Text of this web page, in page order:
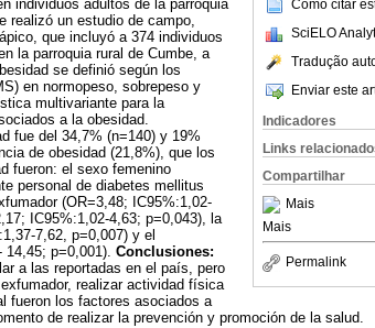
Como citar
SciELO
Tradução
Enviar este
Indicadores
Links
Compartilhar
Mais
Mais
Permalink
individuos adultos de la parroquia
realizó un estudio de campo,
que incluyó a 374 individuos
la parroquia rural de Cumbe, a
se definió según los
en normopeso, sobrepeso y
multivariante para la
a la obesidad.
fue del 34,7% (n=140) y 19%
de obesidad (21,8%), que los
fueron: el sexo femenino
personal de diabetes mellitus
(OR=3,48; IC95%:1,02-
IC95%:1,02-4,63; p=0,043), la
7,62, p=0,007) y el
14,45; p=0,001). Conclusiones:
a las reportadas en el país, pero
realizar actividad física
fueron los factores asociados a
de realizar la prevención y promoción de la salud.